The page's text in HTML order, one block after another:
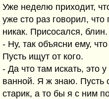
Уже неделю приходит,
уже сто раз говорил,
никак. Присосался, блин.
- Ну, так объясни ему,
Пусть ищут от кого.
- Да что там искать, это
ванной. Я ж знаю. Пусть
старик, а то бы я с ним